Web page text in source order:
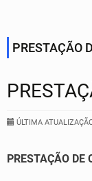
PRESTAÇÃO
ÚLTIMA
PRESTAÇÃO DE